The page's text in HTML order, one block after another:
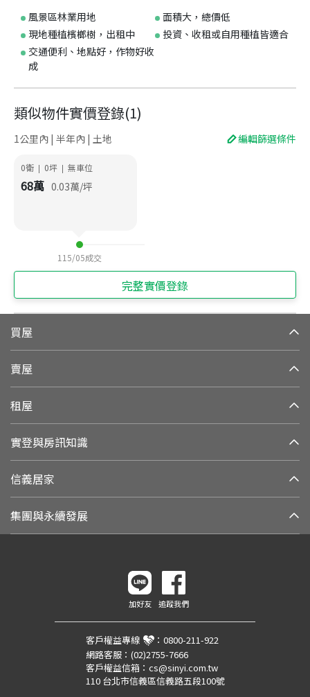
風景區林業用地
面積大，總價低
現地種植檳榔樹，出租中
投資、收租或自用種植皆適合
交通便利、地點好，作物好收
成
類似物件實價登錄(1)
1公里內 | 半年內 | 土地 編輯篩選條件
0衛 | 0坪 | 無車位
68萬 0.03萬/坪
115/05成交
完整實價登錄
買屋
賣屋
租屋
實登與房訊知識
信義居家
集團與永續發展
加好友 追蹤我們
客戶權益專線 ： 0800-211-922
網路客服： (02)2755-7666
客戶權益信箱： cs@sinyi.com.tw
110 台北市信義區信義路五段100號